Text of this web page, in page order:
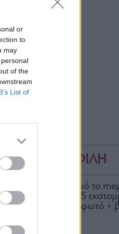
or
to
may
of the
List of
ΔΗΜΟΦΙΛΗ
Στον Σκορπιό το
Loon των 75
δολαρίων (φωτό +